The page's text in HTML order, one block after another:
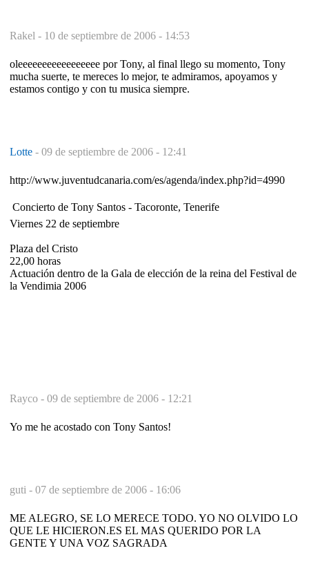
Rakel - 10 de septiembre de 2006 - 14:53
oleeeeeeeeeeeeeeeee por Tony, al final llego su momento, Tony
mucha suerte, te mereces lo mejor, te admiramos, apoyamos y
estamos contigo y con tu musica siempre.
Lotte - 09 de septiembre de 2006 - 12:41
http://www.juventudcanaria.com/es/agenda/index.php?id=4990
 Concierto de Tony Santos - Tacoronte, Tenerife
Viernes 22 de septiembre
Plaza del Cristo
22,00 horas
Actuación dentro de la Gala de elección de la reina del Festival de
la Vendimia 2006
Rayco - 09 de septiembre de 2006 - 12:21
Yo me he acostado con Tony Santos!
guti - 07 de septiembre de 2006 - 16:06
ME ALEGRO, SE LO MERECE TODO. YO NO OLVIDO LO
QUE LE HICIERON.ES EL MAS QUERIDO POR LA
GENTE Y UNA VOZ SAGRADA